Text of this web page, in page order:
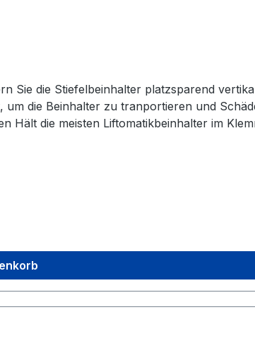
die Beinhalter zu tranportieren und
die meisten Liftomatikbeinhalter im